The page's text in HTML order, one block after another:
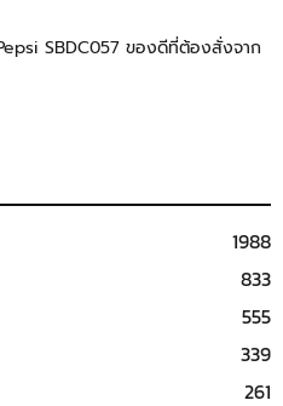
SBDC057 ของดีที่ต้องสั่งจาก
1988
833
555
339
261